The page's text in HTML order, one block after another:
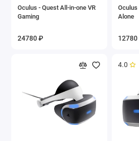
Oculus - Quest All-in-one VR
Gaming
24780 ₽
Oculus
Alone
12780
4.0